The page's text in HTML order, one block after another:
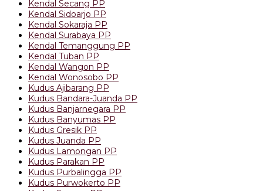
Kendal Secang PP
Kendal Sidoarjo PP
Kendal Sokaraja PP
Kendal Surabaya PP
Kendal Temanggung PP
Kendal Tuban PP
Kendal Wangon PP
Kendal Wonosobo PP
Kudus Ajibarang PP
Kudus Bandara-Juanda PP
Kudus Banjarnegara PP
Kudus Banyumas PP
Kudus Gresik PP
Kudus Juanda PP
Kudus Lamongan PP
Kudus Parakan PP
Kudus Purbalingga PP
Kudus Purwokerto PP